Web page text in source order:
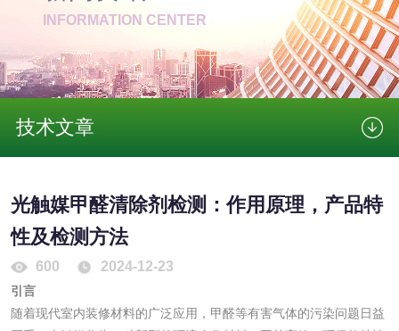
INFORMATION CENTER
技术文章
光触媒甲醛清除剂检测：作用原理，产品特
性及检测方法
600 2024-12-23
引言
随着现代室内装修材料的广泛应用，甲醛等有害气体的污染问题日益
镀膜抗菌玻璃检测
光触媒检测
消毒产品备案 防螨除螨检测